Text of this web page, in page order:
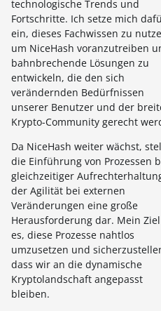
technologische Trends und
Fortschritte. Ich setze mich
ein, dieses Fachwissen zu
um NiceHash voranzutreiben
bahnbrechende Lösungen zu
entwickeln, die den sich
verändernden Bedürfnissen
unserer Benutzer und der
Krypto-Community gerecht
Da NiceHash weiter wächst,
die Einführung von Prozessen
gleichzeitiger
der Agilität bei externen
Veränderungen eine große
Herausforderung dar. Mein
es, diese Prozesse nahtlos
umzusetzen und
dass wir an die dynamische
Kryptolandschaft angepasst
bleiben.